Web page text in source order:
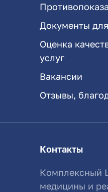
Документы
Оценка
услуг
Вакансии
Отзывы,
Контакты
Комплексный
медицины и